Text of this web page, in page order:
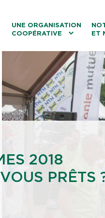
UNE ORGANISATION
COOPÉRATIVE
Caisses Locales
ET
2018
PRÊTS